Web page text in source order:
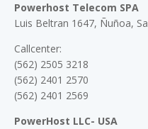
Powerhost Telecom SPA
Luis Beltran 1647, Ñuñoa,
Callcenter:
(562) 2505 3218
(562) 2401 2570
(562) 2401 2569
PowerHost LLC- USA